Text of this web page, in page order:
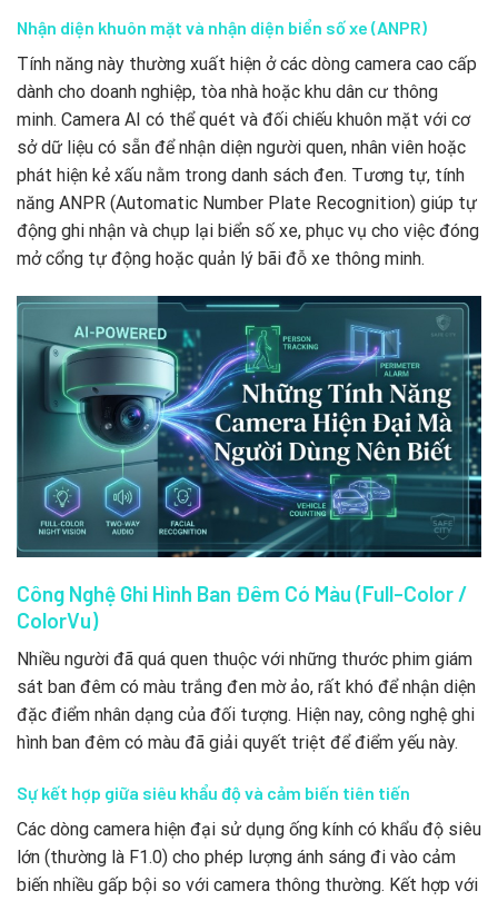
Nhận diện khuôn mặt và nhận diện biển số xe (ANPR)
Tính năng này thường xuất hiện ở các dòng camera cao cấp
dành cho doanh nghiệp, tòa nhà hoặc khu dân cư thông
minh. Camera AI có thể quét và đối chiếu khuôn mặt với cơ
sở dữ liệu có sẵn để nhận diện người quen, nhân viên hoặc
phát hiện kẻ xấu nằm trong danh sách đen. Tương tự, tính
năng ANPR (Automatic Number Plate Recognition) giúp tự
động ghi nhận và chụp lại biển số xe, phục vụ cho việc đóng
mở cổng tự động hoặc quản lý bãi đỗ xe thông minh.
Công Nghệ Ghi Hình Ban Đêm Có Màu (Full-Color /
ColorVu)
Nhiều người đã quá quen thuộc với những thước phim giám
sát ban đêm có màu trắng đen mờ ảo, rất khó để nhận diện
đặc điểm nhân dạng của đối tượng. Hiện nay, công nghệ ghi
hình ban đêm có màu đã giải quyết triệt để điểm yếu này.
Sự kết hợp giữa siêu khẩu độ và cảm biến tiên tiến
Các dòng camera hiện đại sử dụng ống kính có khẩu độ siêu
lớn (thường là F1.0) cho phép lượng ánh sáng đi vào cảm
biến nhiều gấp bội so với camera thông thường. Kết hợp với